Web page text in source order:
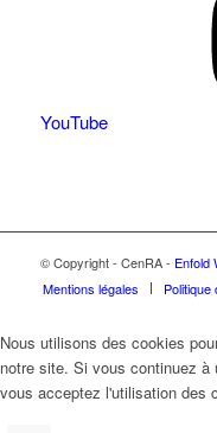
YouTube
© Copyright - CenRA - Enfold
Mentions légales
Politique
Nous utilisons des cookies
notre site. Si vous continuez à
vous acceptez l'utilisation des